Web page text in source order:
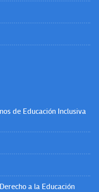
de Educación Inclusiva
a la Educación